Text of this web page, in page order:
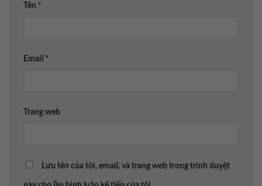
Tên *
Email *
Trang web
Lưu tên của tôi, email, và trang web trong trình duyệt